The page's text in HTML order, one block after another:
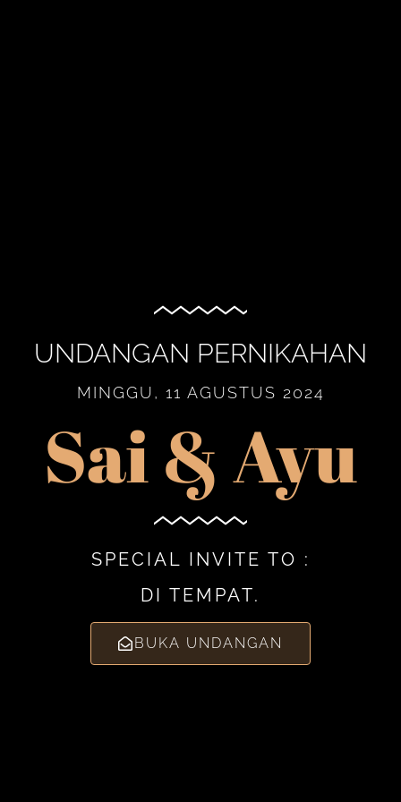
UNDANGAN PERNIKAHAN
MINGGU, 11 AGUSTUS 2024
Sai & Ayu
SPECIAL INVITE TO :
DI TEMPAT.
BUKA UNDANGAN